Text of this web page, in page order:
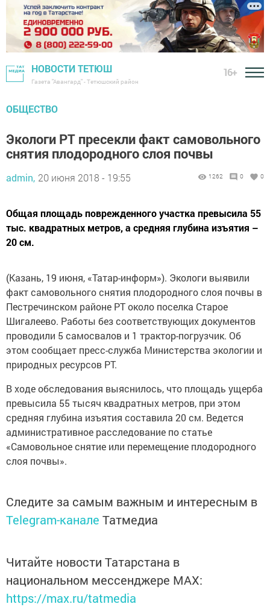
НОВОСТИ ТЕТЮШ
Газета "Авангард" - Тетюшский район
16+
ОБЩЕСТВО
Экологи РТ пресекли факт самовольного
снятия плодородного слоя почвы
admin, 20 июня 2018 - 19:55 1262 0 0
Общая площадь поврежденного участка превысила 55
тыс. квадратных метров, а средняя глубина изъятия –
20 см.
(Казань, 19 июня, «Татар-информ»). Экологи выявили
факт самовольного снятия плодородного слоя почвы в
Пестречинском районе РТ около поселка Старое
Шигалеево. Работы без соответствующих документов
проводили 5 самосвалов и 1 трактор-погрузчик. Об
этом сообщает пресс-служба Министерства экологии и
природных ресурсов РТ.
В ходе обследования выяснилось, что площадь ущерба
превысила 55 тысяч квадратных метров, при этом
средняя глубина изъятия составила 20 см. Ведется
административное расследование по статье
«Самовольное снятие или перемещение плодородного
слоя почвы».
Следите за самым важным и интересным в
Telegram-канале Татмедиа
Читайте новости Татарстана в
национальном мессенджере MАХ:
https://max.ru/tatmedia